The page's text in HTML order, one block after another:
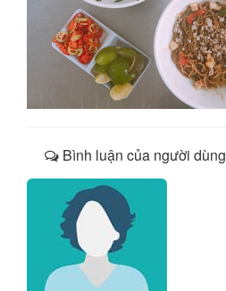
Bình luận của người dùng